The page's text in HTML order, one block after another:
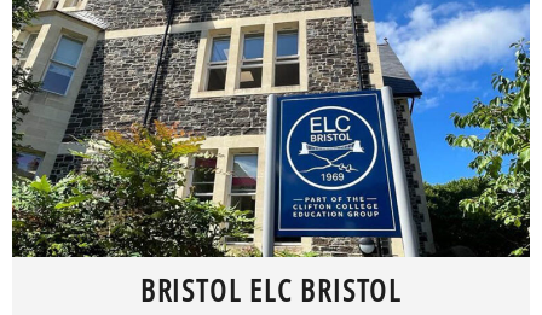
BRISTOL ELC BRISTOL